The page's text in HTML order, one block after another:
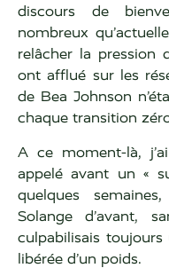
discours de
nombreux
relâcher la pression
ont afflué sur les
de Bea Johnson
chaque transition
A ce moment-là,
appelé avant un «
quelques
Solange d’avant,
culpabilisais toujours
libérée d’un poids.